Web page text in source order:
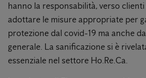
hanno la responsabilità, verso
adottare le misure appropriate per
protezione dal covid-19 ma anche
generale. La sanificazione si è
essenziale nel settore Ho.Re.Ca.